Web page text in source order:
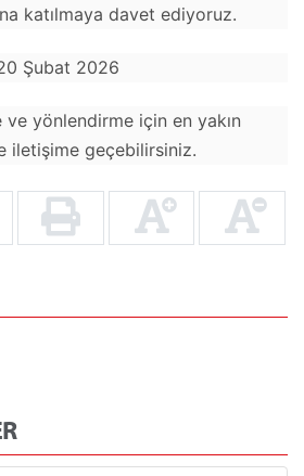
katılmaya davet ediyoruz.
Şubat 2026
yönlendirme için en yakın
iletişime geçebilirsiniz.